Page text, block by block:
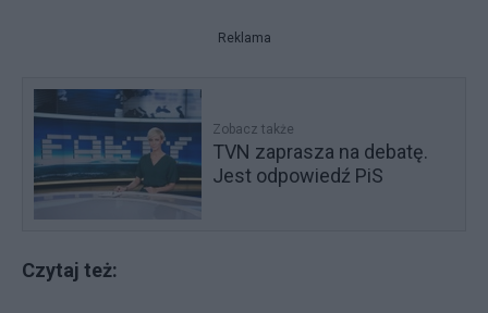
Reklama
Zobacz także
TVN zaprasza na debatę.
Jest odpowiedź PiS
Czytaj też: